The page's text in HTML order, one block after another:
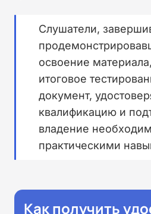
Слушатели,
освоение
итоговое
документ,
квалификацию и
владение
практическими
Как получить